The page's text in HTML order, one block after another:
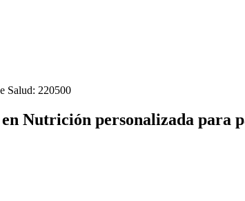
Salud: 220500
Nutrición personalizada para